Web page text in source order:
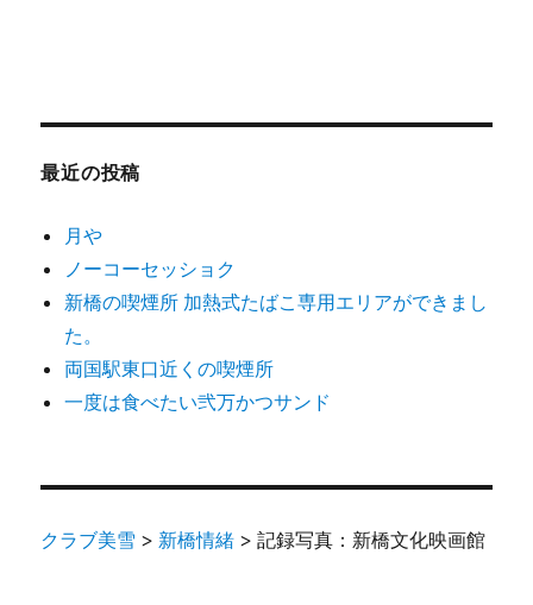
最近の投稿
月や
ノーコーセッショク
新橋の喫煙所 加熱式たばこ専用エリアができまし
た。
両国駅東口近くの喫煙所
一度は食べたい弐万かつサンド
クラブ美雪 > 新橋情緒 >記録写真：新橋文化映画館